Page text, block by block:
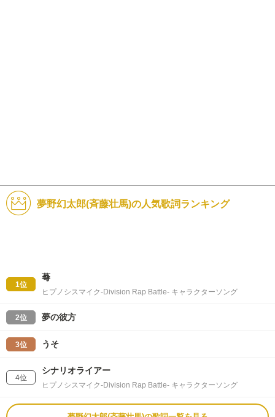
夢野幻太郎(斉藤壮馬)の人気歌詞ランキング
1位
蕚
ヒプノシスマイク-Division Rap Battle- キャラクターソング
2位 夢の彼方
3位 うそ
4位
シナリオライアー
ヒプノシスマイク-Division Rap Battle- キャラクターソング